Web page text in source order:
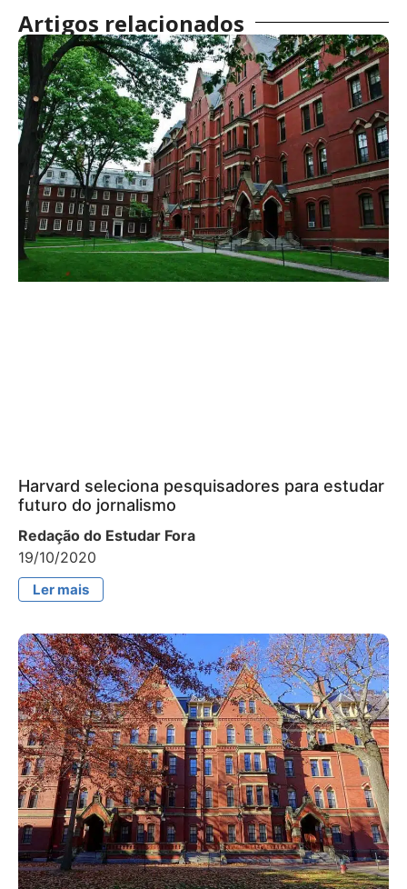
Artigos relacionados
Harvard seleciona pesquisadores para estudar
futuro do jornalismo
Redação do Estudar Fora
19/10/2020
Ler mais